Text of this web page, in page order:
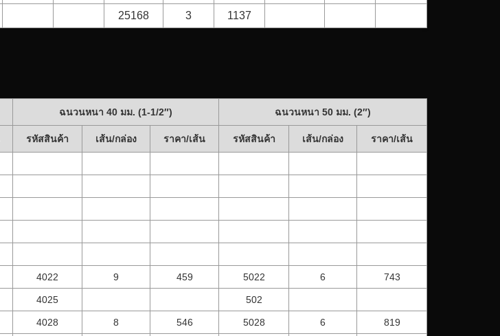
25168 3 1137
ฉนวนหนา 40 มม. (1-1/2″) ฉนวนหนา 50 มม. (2″)
รหัสสินค้า เส้น/กล่อง ราคา/เส้น รหัสสินค้า เส้น/กล่อง ราคา/เส้น
4022 9 459 5022 6 743
4025 502
4028 8 546 5028 6 819